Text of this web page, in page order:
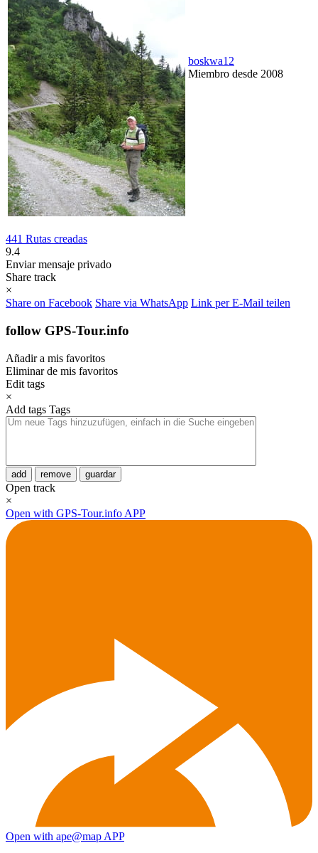
boskwa12
Miembro desde 2008
441 Rutas creadas
9.4
Enviar mensaje privado
Share track
×
Share on Facebook Share via WhatsApp Link per E-Mail teilen
follow GPS-Tour.info
Añadir a mis favoritos
Eliminar de mis favoritos
Edit tags
×
Add tags Tags
add remove guardar
Open track
×
Open with GPS-Tour.info APP
Open with ape@map APP